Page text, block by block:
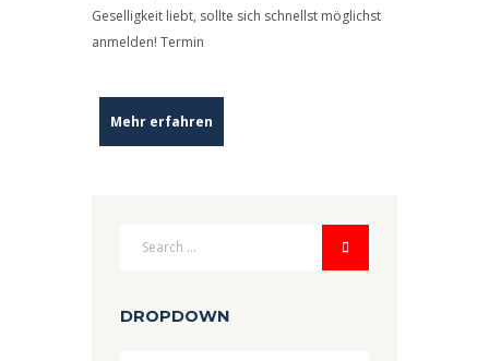
Geselligkeit liebt, sollte sich schnellst möglichst
anmelden! Termin
Mehr erfahren
DROPDOWN